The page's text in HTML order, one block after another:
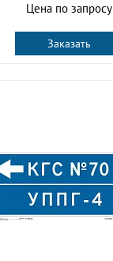
Цена по запросу
Заказать